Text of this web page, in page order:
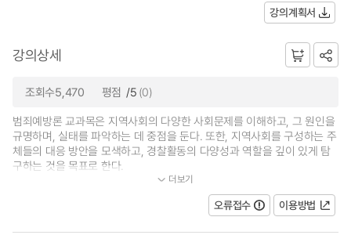
강의계획서
강의상세
조회수5,470 평점 /5 (0)
범죄예방론 교과목은 지역사회의 다양한 사회문제를 이해하고, 그 원인을
규명하며, 실태를 파악하는 데 중점을 둔다. 또한, 지역사회를 구성하는 주
체들의 대응 방안을 모색하고, 경찰활동의 다양성과 역할을 깊이 있게 탐
구하는 것을 목표로 한다.
더보기
오류접수 이용방법